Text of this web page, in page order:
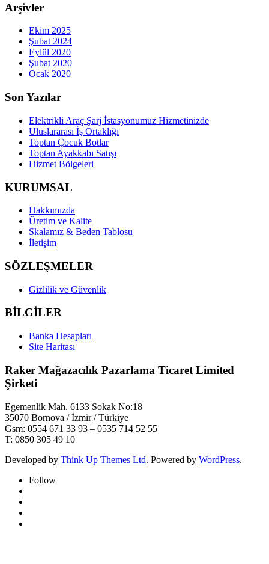
Arşivler
Ekim 2025
Şubat 2024
Eylül 2020
Şubat 2020
Ocak 2020
Son Yazılar
Elektrikli Araç Şarj İstasyonumuz Hizmetinizde
Uluslararası İş Ortaklığı
Toptan Çocuk Botlar
Toptan Ayakkabı Satışı
Hizmet Bölgeleri
KURUMSAL
Hakkımızda
Üretim ve Kalite
Skalamız & Beden Tablosu
İletişim
SÖZLEŞMELER
Gizlilik ve Güvenlik
BİLGİLER
Banka Hesapları
Site Haritası
Raker Mağazacılık Pazarlama Ticaret Limited
Şirketi
Egemenlik Mah. 6133 Sokak No:18
35070 Bornova / İzmir / Türkiye
Gsm: 0554 671 33 93 – 0535 714 52 55
T: 0850 305 49 10
Developed by Think Up Themes Ltd. Powered by WordPress.
Follow